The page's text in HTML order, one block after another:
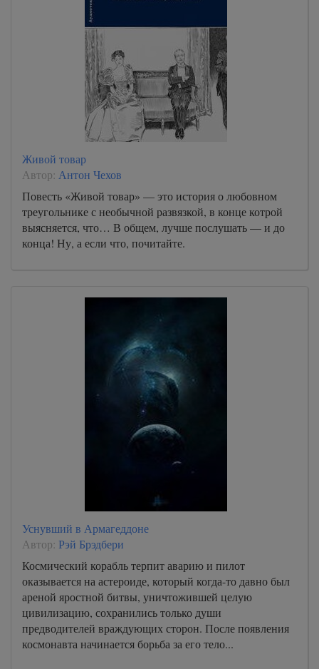
Живой товар
Автор: Антон Чехов
Повесть «Живой товар» — это история о любовном
треугольнике с необычной развязкой, в конце котрой
выясняется, что… В общем, лучше послушать — и до
конца! Ну, а если что, почитайте.
Уснувший в Армагеддоне
Автор: Рэй Брэдбери
Космический корабль терпит аварию и пилот
оказывается на астероиде, который когда-то давно был
ареной яростной битвы, уничтожившей целую
цивилизацию, сохранились только души
предводителей враждующих сторон. После появления
космонавта начинается борьба за его тело...